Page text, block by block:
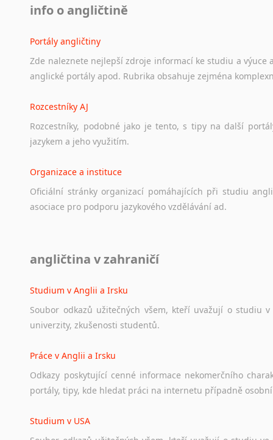
info o angličtině
Portály angličtiny
Zde naleznete nejlepší zdroje informací ke studiu a výuce
anglické portály apod. Rubrika obsahuje zejména
Rozcestníky AJ
Rozcestníky, podobné jako je tento, s tipy na další
jazykem a jeho využitím.
Organizace a instituce
Oficiální stránky organizací pomáhajících při studiu
asociace pro podporu jazykového vzdělávání ad.
Ať už se jedná o česká diskusní
angličtina v zahraničí
Studium v Anglii a Irsku
Soubor odkazů užitečných všem, kteří uvažují o studiu v
univerzity, zkušenosti studentů.
Práce v Anglii a Irsku
Odkazy poskytující cenné informace nekomerčního
portály, tipy, kde hledat práci na internetu případně osobní
Studium v USA